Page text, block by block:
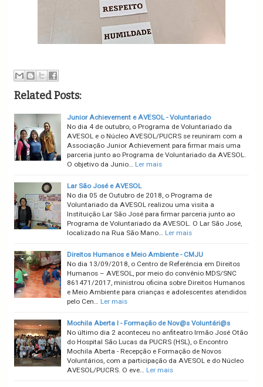
Related Posts:
Junior Achievement e AVESOL - Voluntariado
No dia 4 de outubro, o Programa de Voluntariado da
AVESOL e o Núcleo AVESOL/PUCRS se reuniram com a
Associação Junior Achievement para firmar mais uma
parceria junto ao Programa de Voluntariado da AVESOL.
O objetivo da Junio… Ler mais
Lar São José e AVESOL
No dia 05 de Outubro de 2018, o Programa de
Voluntariado da AVESOL realizou uma visita a
Instituição Lar São José para firmar parceria junto ao
Programa de Voluntariado da AVESOL. O Lar São José,
localizado na Rua São Mano… Ler mais
Direitos Humanos e Meio Ambiente - CMJU
No dia 13/09/2018, o Centro de Referência em Direitos
Humanos – AVESOL, por meio do convênio MDS/SNC
861471/2017, ministrou oficina sobre Direitos Humanos
e Meio Ambiente para crianças e adolescentes atendidos
pelo Cen… Ler mais
Mochila Aberta I - Formação de Nov@s Voluntári@s
No último dia 2 aconteceu no anfiteatro Irmão José Otão
do Hospital São Lucas da PUCRS (HSL), o Encontro
Mochila Aberta - Recepção e Formação de Novos
Voluntários, com a participação da AVESOL e do Núcleo
AVESOL/PUCRS. O eve… Ler mais